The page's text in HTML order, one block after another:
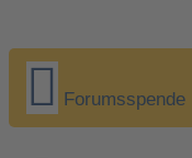
Forumsspende